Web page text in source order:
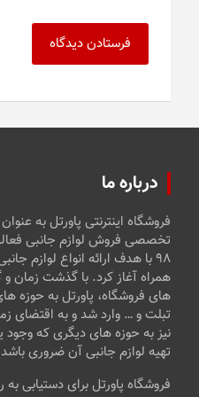
درباره ما
فروشگاه اینترنتی پاورتل به
تخصصی فروش لوازم جانبی
۹۸ با هدف ارائه انواع لوازم
همراه آغاز کرد. با گذشت زمان
های فروشگاه، پاورتل به حوزه
تبلت و … وارد شد و به اقتضای
نیز به حوزه های دیگری که
تهیه لوازم جانبی آن ضروری
فروشگاه پاورتل برای دستیابی